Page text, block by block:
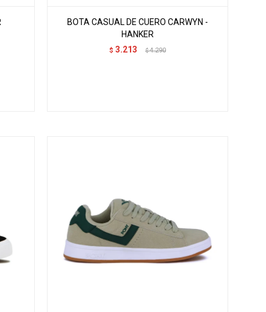
BOTA CASUAL DE CUERO CARWYN -
HANKER
$ 3.213 $ 4.290